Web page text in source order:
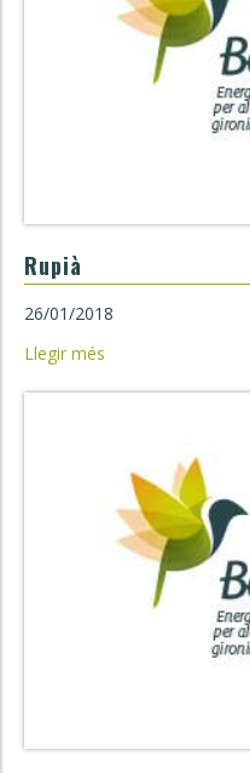
Rupià
26/01/2018
Llegir més